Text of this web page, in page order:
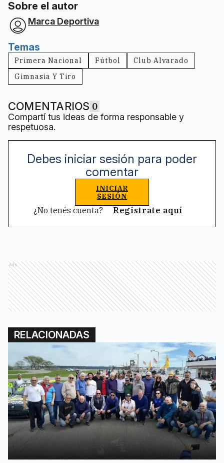
Sobre el autor
Marca Deportiva
Temas
Primera Nacional Fútbol
Club Alvarado
Gimnasia Y Tiro
COMENTARIOS 0
Compartí tus ideas de forma responsable y
respetuosa.
Debes iniciar sesión para poder
comentar
INICIAR
SESIÓN
¿No tenés cuenta? Registrate aquí
Ads
RELACIONADAS